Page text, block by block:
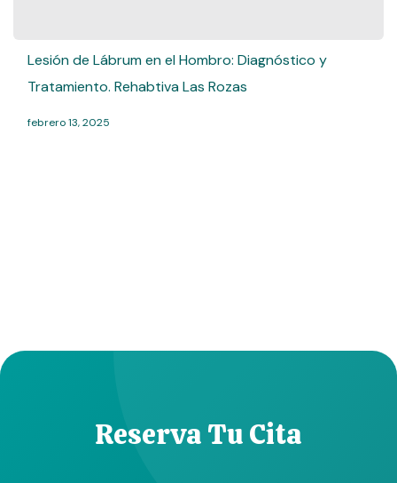
Lesión de Lábrum en el Hombro: Diagnóstico y
Tratamiento. Rehabtiva Las Rozas
febrero 13, 2025
Reserva Tu Cita